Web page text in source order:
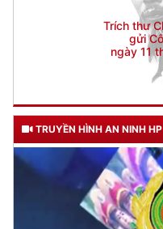
TRUYỀN HÌNH AN NINH HP